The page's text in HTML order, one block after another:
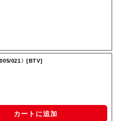
021〉[BTV]
カートに追加